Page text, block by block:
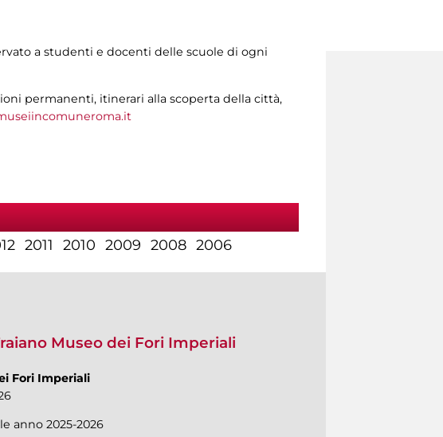
a studenti e docenti delle scuole di ogni
permanenti, itinerari alla scoperta della città,
2011 2010 2009 2008 2006
Museo dei Fori Imperiali
Fori Imperiali
anno 2025-2026